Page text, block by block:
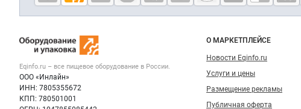
Eqinfo.ru —
пищевое
и упаковка
Важные разделы и контакты
Eqinfo.ru – все пищевое оборудование в России.
ООО «Инлайн»
ИНН: 7805355672
КПП: 780501001
Навигация по сайту
О МАРКЕТПЛЕЙСЕ
Новости Eqinfo.ru
Услуги и цены
Размещение рекламы
Публичная оферта